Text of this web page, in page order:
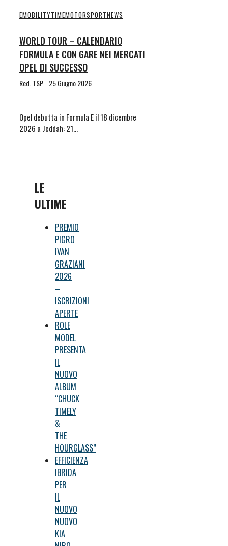
EMOBILITYTIMEMOTORSPORTNEWS
WORLD TOUR – CALENDARIO
FORMULA E CON GARE NEI MERCATI
OPEL DI SUCCESSO
Red. TSP 25 Giugno 2026
Opel debutta in Formula E il 18 dicembre
2026 a Jeddah: 21…
LE
ULTIME
PREMIO
PIGRO
IVAN
GRAZIANI
2026
–
ISCRIZIONI
APERTE
ROLE
MODEL
PRESENTA
IL
NUOVO
ALBUM
“CHUCK
TIMELY
&
THE
HOURGLASS”
EFFICIENZA
IBRIDA
PER
IL
NUOVO
NUOVO
KIA